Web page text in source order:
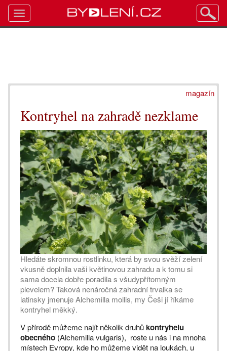
magazín
Kontryhel na zahradě nezklame
Hledáte skromnou rostlinku, která by svou svěží zelení
vkusně doplnila vaši květinovou zahradu a k tomu si
sama docela dobře poradila s všudypřítomným
plevelem? Taková nenáročná zahradní trvalka se
latinsky jmenuje Alchemilla mollis, my Češi jí říkáme
kontryhel měkký.
V přírodě můžeme najít několik druhůkontryhelu
obecného (Alchemilla vulgaris), roste u nás i na mnoha
místech Evropy, kde ho můžeme vidět na loukách, u
Toggle
navigation